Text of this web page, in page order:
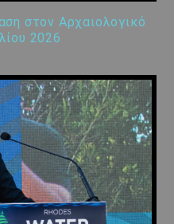
στον Αρχαιολογικό
2026